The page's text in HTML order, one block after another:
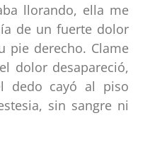
llorando, ella me
de un fuerte dolor
pie derecho. Clame
dolor desapareció,
dedo cayó al piso
sin sangre ni